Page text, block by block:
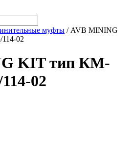
муфты / AVB MINING
02
KIT тип КМ-
02